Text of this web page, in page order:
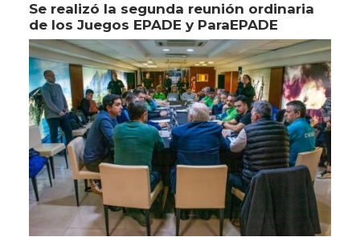
Se realizó la segunda reunión ordinaria
de los Juegos EPADE y ParaEPADE